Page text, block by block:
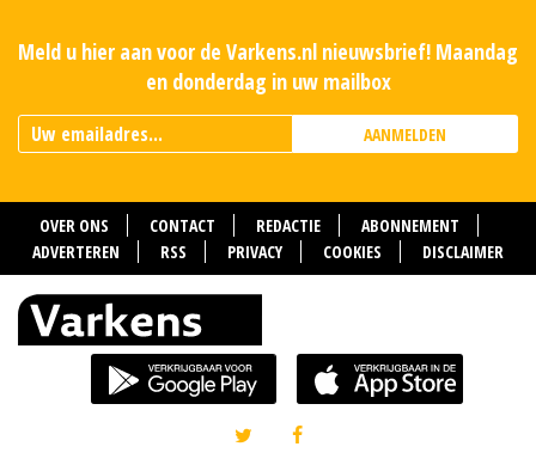
Meld u hier aan voor de Varkens.nl nieuwsbrief! Maandag
en donderdag in uw mailbox
AANMELDEN
OVER ONS CONTACT REDACTIE
ABONNEMENT
ADVERTEREN
RSS PRIVACY COOKIES DISCLAIMER